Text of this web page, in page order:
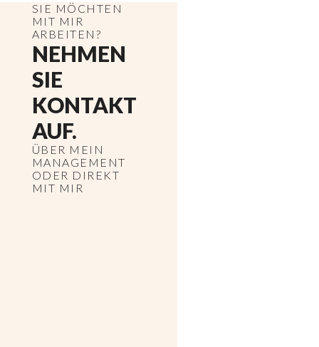
SIE MÖCHTEN
MIT MIR
ARBEITEN?
NEHMEN
SIE
KONTAKT
AUF.
ÜBER MEIN
MANAGEMENT
ODER DIREKT
MIT MIR